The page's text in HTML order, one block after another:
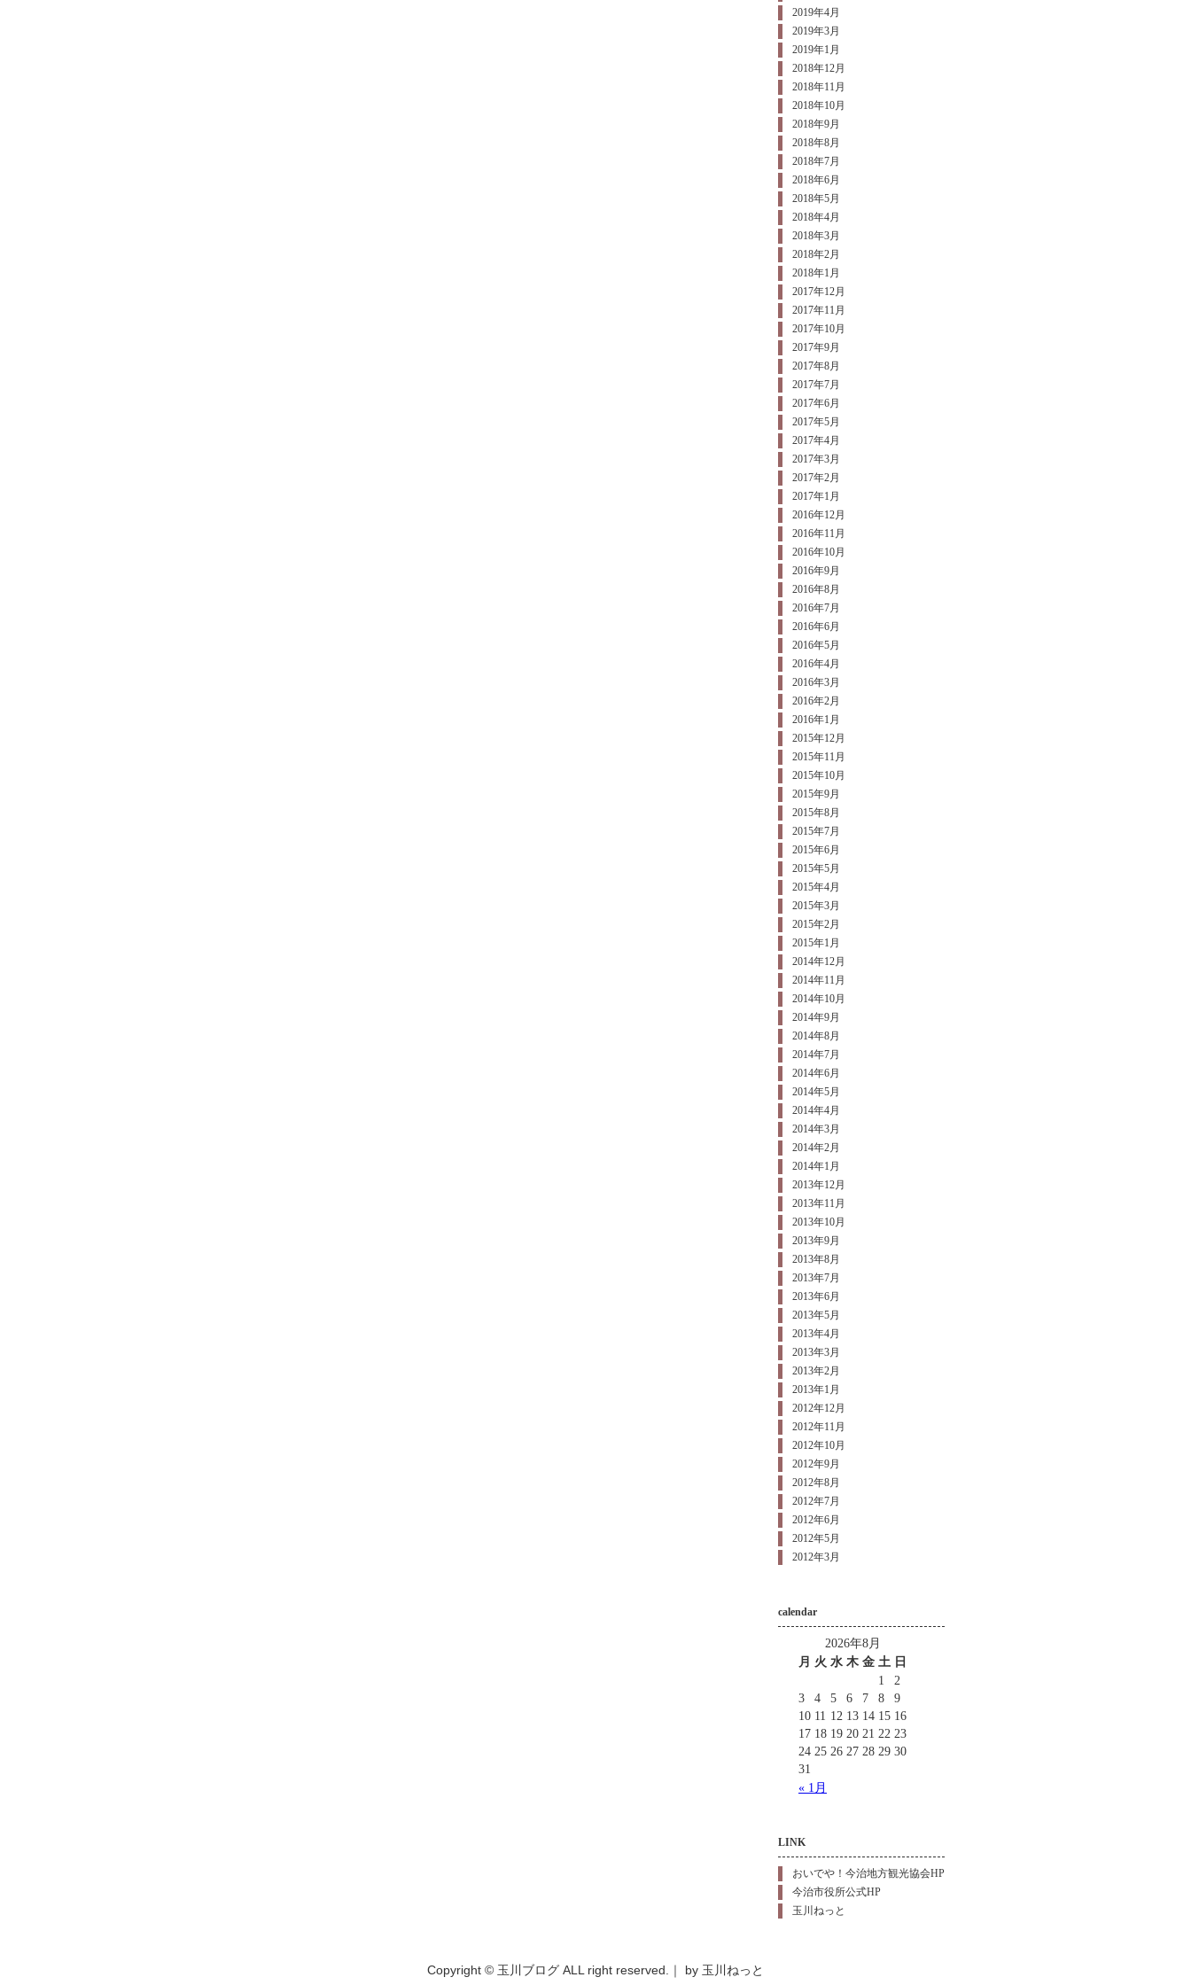
2019年4月
2019年3月
2019年1月
2018年12月
2018年11月
2018年10月
2018年9月
2018年8月
2018年7月
2018年6月
2018年5月
2018年4月
2018年3月
2018年2月
2018年1月
2017年12月
2017年11月
2017年10月
2017年9月
2017年8月
2017年7月
2017年6月
2017年5月
2017年4月
2017年3月
2017年2月
2017年1月
2016年12月
2016年11月
2016年10月
2016年9月
2016年8月
2016年7月
2016年6月
2016年5月
2016年4月
2016年3月
2016年2月
2016年1月
2015年12月
2015年11月
2015年10月
2015年9月
2015年8月
2015年7月
2015年6月
2015年5月
2015年4月
2015年3月
2015年2月
2015年1月
2014年12月
2014年11月
2014年10月
2014年9月
2014年8月
2014年7月
2014年6月
2014年5月
2014年4月
2014年3月
2014年2月
2014年1月
2013年12月
2013年11月
2013年10月
2013年9月
2013年8月
2013年7月
2013年6月
2013年5月
2013年4月
2013年3月
2013年2月
2013年1月
2012年12月
2012年11月
2012年10月
2012年9月
2012年8月
2012年7月
2012年6月
2012年5月
2012年3月
calendar
2026年8月
月 火 水 木 金 土 日
« 1月
1
2
3
4 5 6 7 8
9
10 11 12 13 14 15 16
17 18 19 20 21 22 23
24 25 26 27 28 29 30
31
LINK
おいでや！今治地方観光協会HP
今治市役所公式HP
玉川ねっと
Copyright © 玉川ブログ ALL right reserved.｜ by 玉川ねっと